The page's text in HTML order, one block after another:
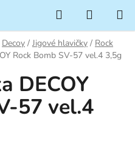
Hledat
KOŠÍK
Decoy / Jigové hlavičky / Rock
Rock Bomb SV-57 vel.4 3,5g
DECOY
57 vel.4